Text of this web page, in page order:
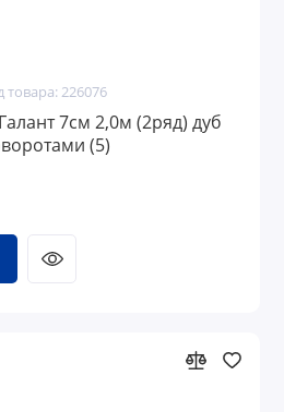
товара: 226076
7см 2,0м (2ряд) дуб
(5)